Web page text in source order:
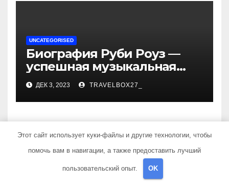
UNCATEGORISED
Биография Руби Роуз —
успешная музыкальная
карьера, личная жизнь и
знаковые достижения
ДЕК 3, 2023 TRAVELBOX27_
Добавить комментарий
Для отправки комментария вам необходимо
Этот сайт использует куки-файлы и другие технологии, чтобы
помочь вам в навигации, а также предоставить лучший
пользовательский опыт. OK